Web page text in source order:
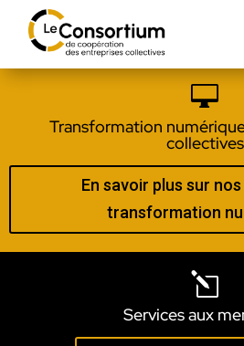

Transformation
collectives
En savoir plus sur
transformation
l
Services aux